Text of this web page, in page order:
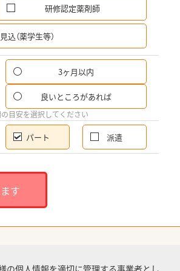
研修認定薬剤師
（薬学生等）
3ヶ月以内
良いところがあれば
目安を選択してください
パート 派遣
す